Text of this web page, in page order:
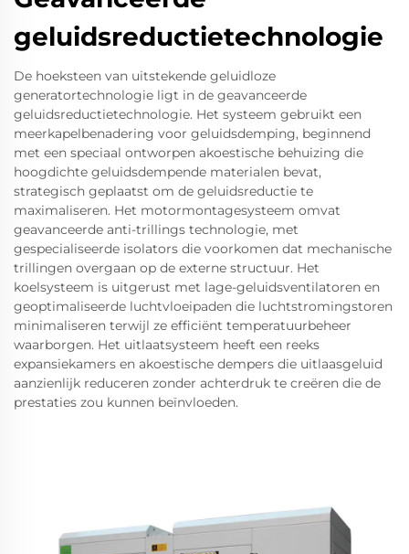
geluidsreductietechnologie
De hoeksteen van uitstekende geluidloze
generatortechnologie ligt in de geavanceerde
geluidsreductietechnologie. Het systeem gebruikt een
meerkapelbenadering voor geluidsdemping, beginnend
met een speciaal ontworpen akoestische behuizing die
hoogdichte geluidsdempende materialen bevat,
strategisch geplaatst om de geluidsreductie te
maximaliseren. Het motormontagesysteem omvat
geavanceerde anti-trillings technologie, met
gespecialiseerde isolators die voorkomen dat mechanische
trillingen overgaan op de externe structuur. Het
koelsysteem is uitgerust met lage-geluidsventilatoren en
geoptimaliseerde luchtvloeipaden die luchtstromingstoren
minimaliseren terwijl ze efficiënt temperatuurbeheer
waarborgen. Het uitlaatsysteem heeft een reeks
expansiekamers en akoestische dempers die uitlaasgeluid
aanzienlijk reduceren zonder achterdruk te creëren die de
prestaties zou kunnen beïnvloeden.